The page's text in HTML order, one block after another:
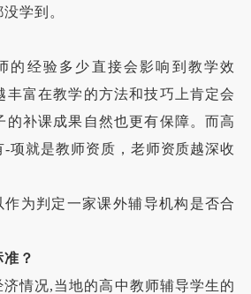
学到。
的经验多少直接会影响到教学效
丰富在教学的方法和技巧上肯定会
的补课成果自然也更有保障。而高
-项就是教师资质，老师资质越深收
作为判定一家课外辅导机构是否合
？
情况,当地的高中教师辅导学生的